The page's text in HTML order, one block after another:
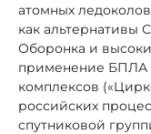
атомных
как альтернативы
Оборонка и
применение БПЛА
комплексов
российских
спутниковой